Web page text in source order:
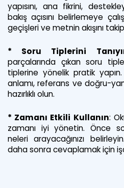
yapısını, ana fikrini,
bakış açısını belirlemeye
geçişleri ve metnin akışını
* Soru Tiplerini
parçalarında çıkan soru
tiplerine yönelik pratik yapın.
anlamı, referans ve doğru-
hazırlıklı olun.
* Zamanı Etkili Kullanın:
zamanı iyi yönetin. Önce
neleri arayacağınızı
daha sonra cevaplamak için